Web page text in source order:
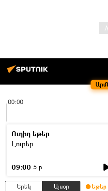
00:00
Ուղիղ եթեր
Լուրեր
09:00 5 ր
Երեկ Այսօր Եթեր